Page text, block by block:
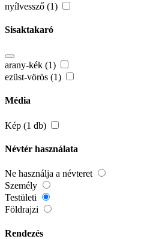
nyílvessző (1)
Sisaktakaró
arany-kék (1)
ezüst-vörös (1)
Média
Kép (1 db)
Névtér használata
Ne használja a névteret
Személy
Testületi
Földrajzi
Rendezés